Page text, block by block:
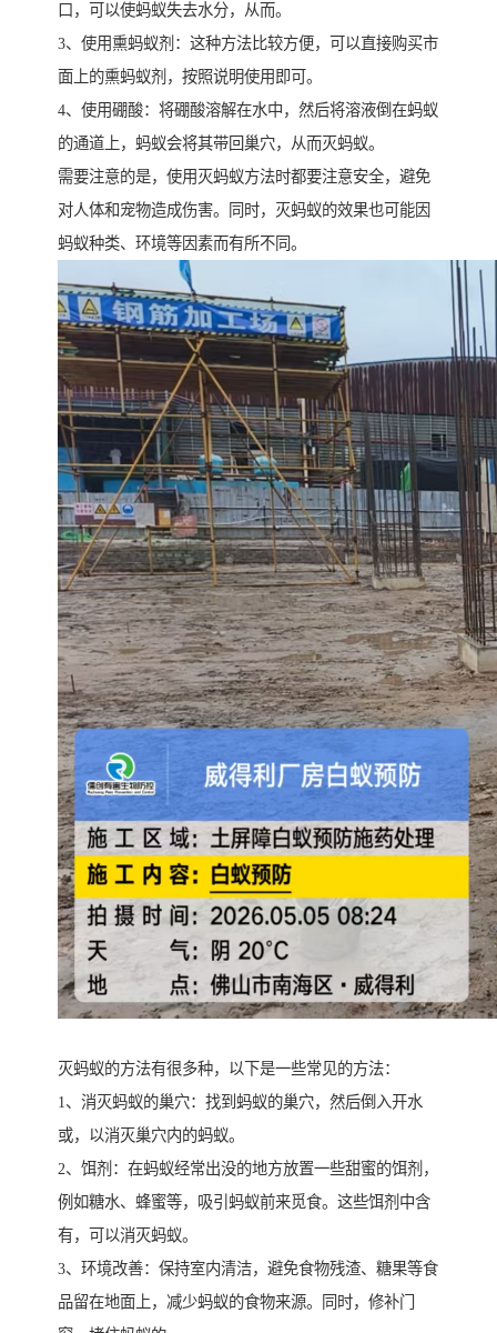
口，可以使蚂蚁失去水分，从而。
3、使用熏蚂蚁剂：这种方法比较方便，可以直接购买市
面上的熏蚂蚁剂，按照说明使用即可。
4、使用硼酸：将硼酸溶解在水中，然后将溶液倒在蚂蚁
的通道上，蚂蚁会将其带回巢穴，从而灭蚂蚁。
需要注意的是，使用灭蚂蚁方法时都要注意安全，避免
对人体和宠物造成伤害。同时，灭蚂蚁的效果也可能因
蚂蚁种类、环境等因素而有所不同。
灭蚂蚁的方法有很多种，以下是一些常见的方法：
1、消灭蚂蚁的巢穴：找到蚂蚁的巢穴，然后倒入开水
或，以消灭巢穴内的蚂蚁。
2、饵剂：在蚂蚁经常出没的地方放置一些甜蜜的饵剂，
例如糖水、蜂蜜等，吸引蚂蚁前来觅食。这些饵剂中含
有，可以消灭蚂蚁。
3、环境改善：保持室内清洁，避免食物残渣、糖果等食
品留在地面上，减少蚂蚁的食物来源。同时，修补门